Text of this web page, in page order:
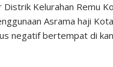
Kelurahan Remu
Asrama haji
negatif bertempat di